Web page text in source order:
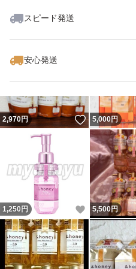
スピード発送
安心発送
2,970円 いいね！
5,000円
1,250 円 いいね！
5,500円